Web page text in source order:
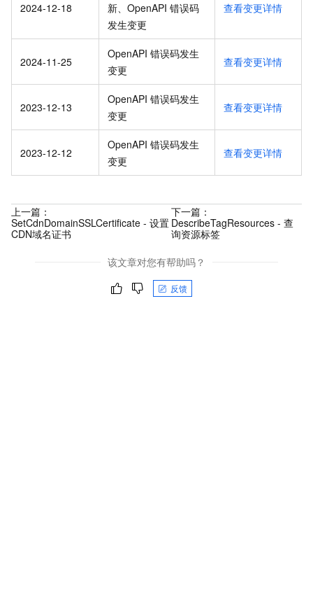
2024-12-18
新、OpenAPI 错误码
发生变更
查看变更详情
2024-11-25
OpenAPI 错误码发生
变更
查看变更详情
2023-12-13
OpenAPI 错误码发生
变更
查看变更详情
2023-12-12
OpenAPI 错误码发生
变更
查看变更详情
上一篇：
SetCdnDomainSSLCertificate - 设置
CDN域名证书
下一篇：
DescribeTagResources - 查
询资源标签
该文章对您有帮助吗？
反馈